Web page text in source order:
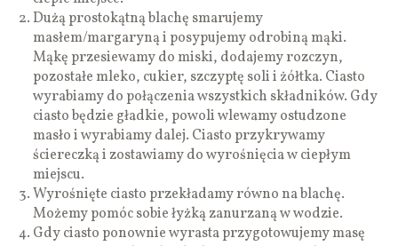
Dużą prostokątną blachę smarujemy
masłem/margaryną i posypujemy odrobiną mąki.
Mąkę przesiewamy do miski, dodajemy rozczyn,
pozostałe mleko, cukier, szczyptę soli i żółtka. Ciasto
wyrabiamy do połączenia wszystkich składników. Gdy
ciasto będzie gładkie, powoli wlewamy ostudzone
masło i wyrabiamy dalej. Ciasto przykrywamy
ściereczką i zostawiamy do wyrośnięcia w ciepłym
miejscu.
Wyrośnięte ciasto przekładamy równo na blachę.
Możemy pomóc sobie łyżką zanurzaną w wodzie.
Gdy ciasto ponownie wyrasta przygotowujemy masę